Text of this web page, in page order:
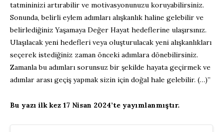
tatmininizi artırabilir ve motivasyonunuzu koruyabilirsiniz.
Sonunda, belirli eylem adımları alışkanlık haline gelebilir ve
belirlediğiniz Yaşamaya Değer Hayat hedeflerine ulaşırsınız.
Ulaşılacak yeni hedefleri veya oluşturulacak yeni alışkanlıkları
seçerek istediğiniz zaman önceki adımlara dönebilirsiniz.
Zamanla bu adımları sorunsuz bir şekilde hayata geçirmek ve
adımlar arası geçiş yapmak sizin için doğal hale gelebilir. (…)”
Bu yazı ilk kez 17 Nisan 2024’te yayımlanmıştır.